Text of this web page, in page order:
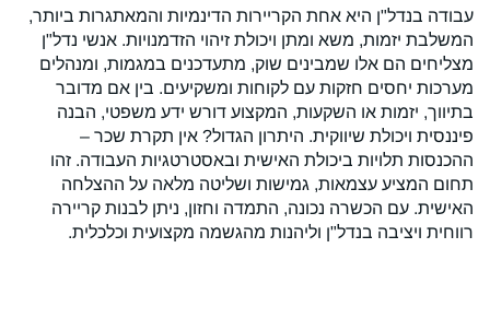
עבודה בנדל"ן היא אחת הקריירות הדינמיות והמאתגרות ביותר,
המשלבת יזמות, משא ומתן ויכולת זיהוי הזדמנויות. אנשי נדל"ן
מצליחים הם אלו שמבינים שוק, מתעדכנים במגמות, ומנהלים
מערכות יחסים חזקות עם לקוחות ומשקיעים. בין אם מדובר
בתיווך, יזמות או השקעות, המקצוע דורש ידע משפטי, הבנה
פיננסית ויכולת שיווקית. היתרון הגדול? אין תקרת שכר –
ההכנסות תלויות ביכולת האישית ובאסטרטגיות העבודה. זהו
תחום המציע עצמאות, גמישות ושליטה מלאה על ההצלחה
האישית. עם הכשרה נכונה, התמדה וחזון, ניתן לבנות קריירה
רווחית ויציבה בנדל"ן וליהנות מהגשמה מקצועית וכלכלית.